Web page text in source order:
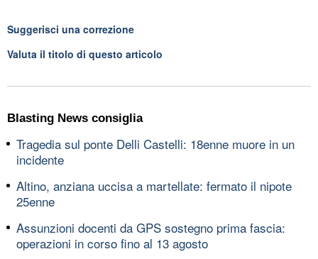
Suggerisci una correzione
Valuta il titolo di questo articolo
Blasting News consiglia
Tragedia sul ponte Delli Castelli: 18enne muore in un
incidente
Altino, anziana uccisa a martellate: fermato il nipote
25enne
Assunzioni docenti da GPS sostegno prima fascia:
operazioni in corso fino al 13 agosto